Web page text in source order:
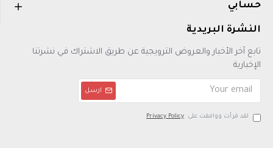
حسابي
النشرة البريدية
تابع آخر الأخبار والعروض الترويجية عن طريق الاشتراك في نشرتنا
الإخبارية
ارسل
لقد قرأت ووافقت على Privacy Policy